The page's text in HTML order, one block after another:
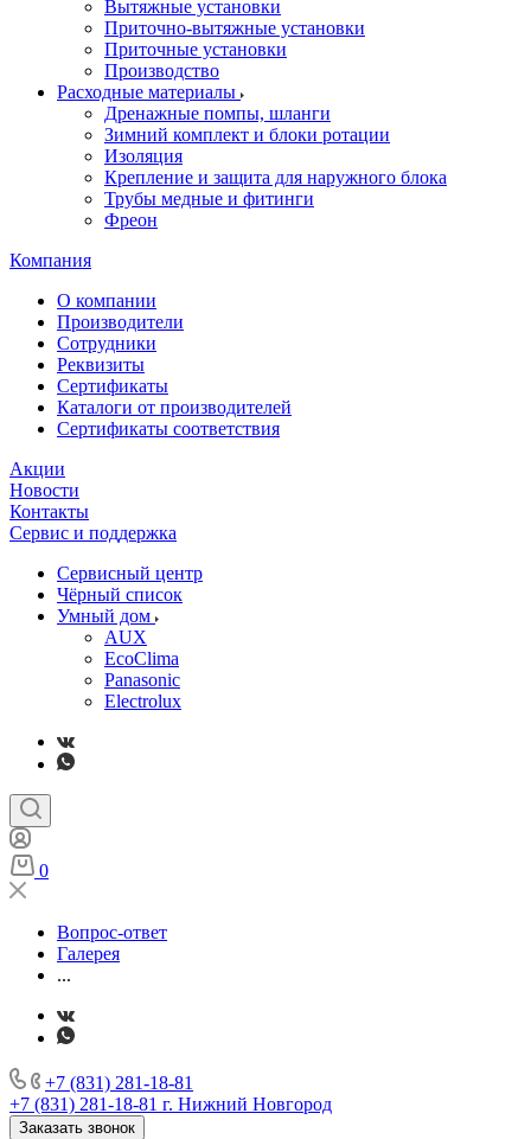
Вытяжные установки
Приточно-вытяжные установки
Приточные установки
Производство
Расходные материалы
Дренажные помпы, шланги
Зимний комплект и блоки ротации
Изоляция
Крепление и защита для наружного блока
Трубы медные и фитинги
Фреон
Компания
О компании
Производители
Сотрудники
Реквизиты
Сертификаты
Каталоги от производителей
Сертификаты соответствия
Акции
Новости
Контакты
Сервис и поддержка
Сервисный центр
Чёрный список
Умный дом
AUX
EcoClima
Panasonic
Electrolux
0
Вопрос-ответ
Галерея
...
+7 (831) 281-18-81
+7 (831) 281-18-81 г. Нижний Новгород
Заказать звонок